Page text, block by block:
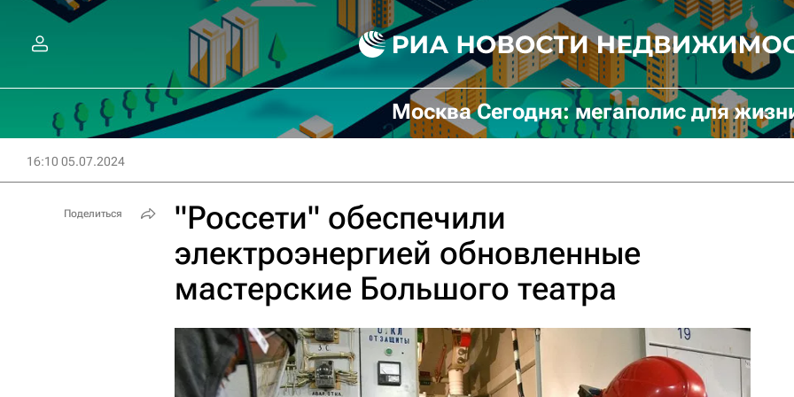
Москва Сегодня: мегаполис для
16:10 05.07.2024
"Россети" обеспечили
электроэнергией обновленные
мастерские Большого театра
Поделиться